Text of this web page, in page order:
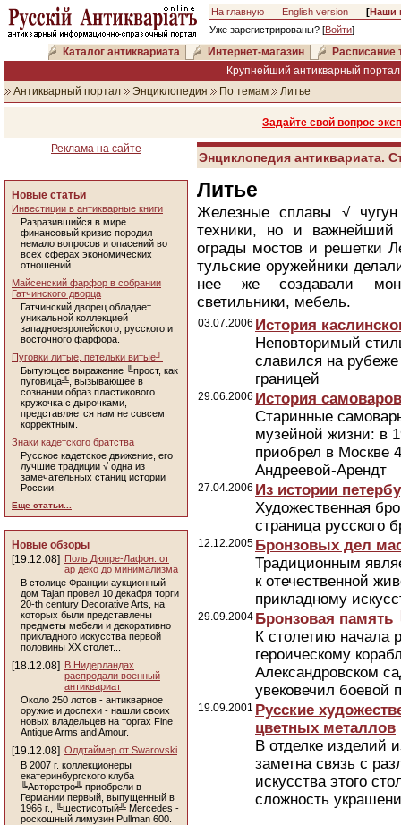
На главную English version [Наши
Уже зарегистрированы? [Войти]
Каталог антиквариата Интернет-магазин
Расписание
Крупнейший антикварный
Антикварный портал
Энциклопедия По темам Литье
Задайте свой вопрос
Реклама на сайте
Новые статьи
Инвестиции в антикварные книги
Разразившийся в мире
финансовый кризис породил
немало вопросов и опасений во
всех сферах экономических
отношений.
Майсенский фарфор в собрании
Гатчинского дворца
Гатчинский дворец обладает
уникальной коллекцией
западноевропейского, русского и
восточного фарфора.
Пуговки литые, петельки витые┘
Бытующее выражение ╚прост, как
пуговица╩, вызывающее в
сознании образ пластикового
кружочка с дырочками,
представляется нам не совсем
корректным.
Знаки кадетского братства
Русское кадетское движение, его
лучшие традиции √ одна из
замечательных станиц истории
России.
Еще статьи...
Новые обзоры
[19.12.08] Поль Дюпре-Лафон: от
ар деко до минимализма
В столице Франции аукционный
дом Tajan провел 10 декабря торги
20-th century Decorative Arts, на
которых были представлены
предметы мебели и декоративно
прикладного искусства первой
половины ХХ столет...
[18.12.08] В Нидерландах
распродали военный
антиквариат
Около 250 лотов - антикварное
оружие и доспехи - нашли своих
новых владельцев на торгах Fine
Antique Arms and Amour.
[19.12.08] Олдтаймер от Swarovski
В 2007 г. коллекционеры
екатеринбургского клуба
╚Авторетро╩ приобрели в
Германии первый, выпущенный в
1966 г., ╚шестисотый╩ Mercedes -
роскошный лимузин Pullman 600.
Энциклопедия антиквариата.
Литье
Железные сплавы √
техники, но и важнейший
ограды мостов и решетки
тульские оружейники
нее же создавали
светильники, мебель.
03.07.2006 История
Неповторимый
славился на
границей
29.06.2006 История
Старинные
музейной жизни: в
приобрел в Москве
Андреевой-Арендт
27.04.2006 Из истории
Художественная
страница русского
12.12.2005 Бронзовых дел
Традиционным
к отечественной
прикладному
29.09.2004 Бронзовая память
К столетию начала
героическому
Александровском
увековечил боевой
19.09.2001 Русские
цветных металлов
В отделке изделий
заметна связь с
искусства этого
сложность